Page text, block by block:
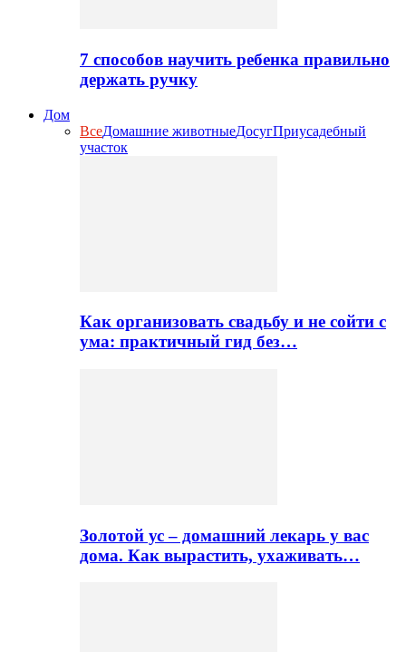
7 способов научить ребенка правильно
держать ручку
Дом
ВсеДомашние животныеДосугПриусадебный
участок
Как организовать свадьбу и не сойти с
ума: практичный гид без…
Золотой ус – домашний лекарь у вас
дома. Как вырастить, ухаживать…